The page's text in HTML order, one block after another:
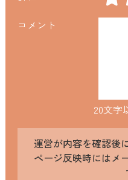
コメント
20文字
運営が内容を確認後
ページ反映時にはメ